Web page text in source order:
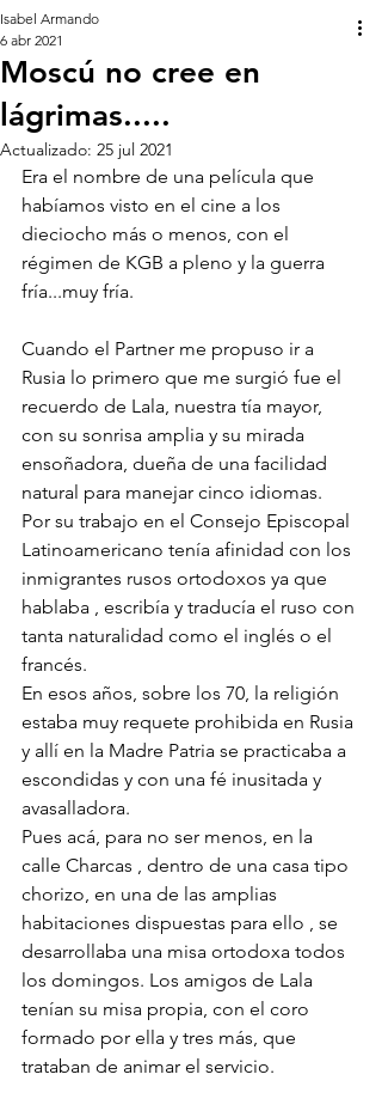
Moscú no cree en
lágrimas.....
Isabel Armando
6 abr 2021
Actualizado: 25 jul 2021
Era el nombre de una película que
habíamos visto en el cine a los
dieciocho más o menos, con el
régimen de KGB a pleno y la guerra
fría...muy fría.
Cuando el Partner me propuso ir a
Rusia lo primero que me surgió fue el
recuerdo de Lala, nuestra tía mayor,
con su sonrisa amplia y su mirada
ensoñadora, dueña de una facilidad
natural para manejar cinco idiomas.
Por su trabajo en el Consejo Episcopal
Latinoamericano tenía afinidad con los
inmigrantes rusos ortodoxos ya que
hablaba , escribía y traducía el ruso con
tanta naturalidad como el inglés o el
francés.
En esos años, sobre los 70, la religión
estaba muy requete prohibida en Rusia
y allí en la Madre Patria se practicaba a
escondidas y con una fé inusitada y
avasalladora.
Pues acá, para no ser menos, en la
calle Charcas , dentro de una casa tipo
chorizo, en una de las amplias
habitaciones dispuestas para ello , se
desarrollaba una misa ortodoxa todos
los domingos. Los amigos de Lala
tenían su misa propia, con el coro
formado por ella y tres más, que
trataban de animar el servicio.